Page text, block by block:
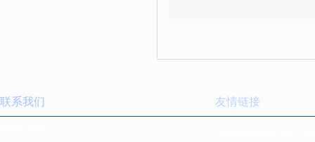
联系我们 友情链接